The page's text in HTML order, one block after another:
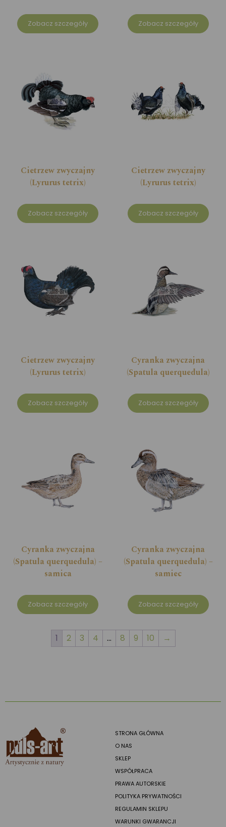
Zobacz szczegóły Zobacz szczegóły
Cietrzew zwyczajny
(Lyrurus tetrix)
Zobacz szczegóły
Cietrzew zwyczajny
(Lyrurus tetrix)
Zobacz szczegóły
Cietrzew zwyczajny
(Lyrurus tetrix)
Zobacz szczegóły
Cyranka zwyczajna
(Spatula querquedula)
Zobacz szczegóły
Cyranka zwyczajna
(Spatula querquedula) –
samica
Zobacz szczegóły
Cyranka zwyczajna
(Spatula querquedula) –
samiec
Zobacz szczegóły
1 2 3 4 … 8 9 10 →
STRONA GŁÓWNA
O NAS
SKLEP
WSPÓŁPRACA
PRAWA AUTORSKIE
POLITYKA PRYWATNOŚCI
REGULAMIN SKLEPU
WARUNKI GWARANCJI